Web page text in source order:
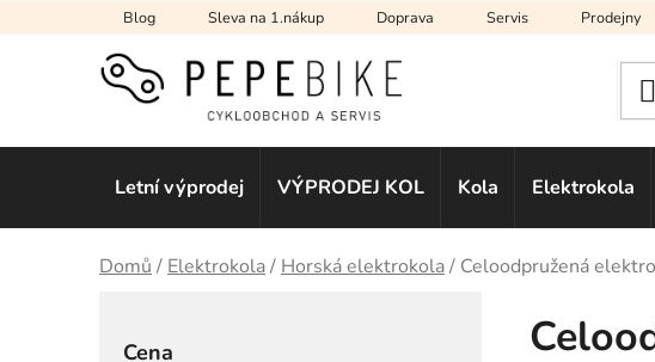
na
Blog Sleva na 1.nákup Doprava Servis Prodejny
Letní výprodej VÝPRODEJ KOL Kola Elektrokola
Domů / Elektrokola/ Horská elektrokola/ Celoodpružená
Cena